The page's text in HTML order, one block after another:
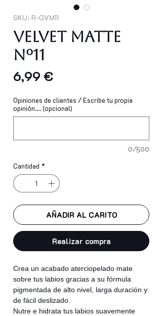
SKU: R-GVM11
Velvet Matte
Nº11
6,99 €
Opiniones de clientes / Escribe tu propia
opinión.... (opcional)
0/500
Cantidad *
AÑADIR AL CARITO
Realizar compra
Crea un acabado aterciopelado mate
sobre tus labios gracias a su fórmula
pigmentada de alto nivel, larga duración y
de fácil deslizado.
Nutre e hidrata tus labios suavemente